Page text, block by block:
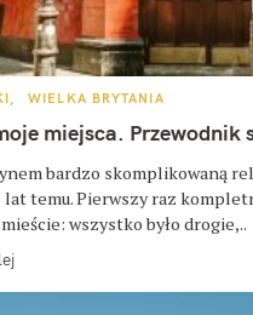
WIELKA BRYTANIA
miejsca. Przewodnik
bardzo skomplikowaną
lat temu. Pierwszy raz
wszystko było drogie,..